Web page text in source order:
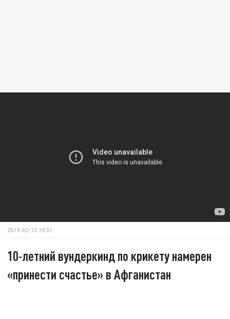
2019-02-13 19:31
10-летний вундеркинд по крикету намерен
«принести счастье» в Афганистан